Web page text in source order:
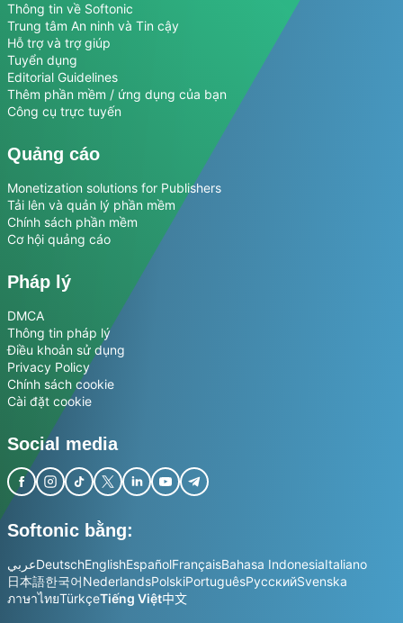
Thông tin về Softonic
Trung tâm An ninh và Tin cậy
Hỗ trợ và trợ giúp
Tuyển dụng
Editorial Guidelines
Thêm phần mềm / ứng dụng của bạn
Công cụ trực tuyến
Quảng cáo
Monetization solutions for Publishers
Tải lên và quản lý phần mềm
Chính sách phần mềm
Cơ hội quảng cáo
Pháp lý
DMCA
Thông tin pháp lý
Điều khoản sử dụng
Privacy Policy
Chính sách cookie
Cài đặt cookie
Social media
Softonic bằng:
عربيDeutschEnglishEspañolFrançaisBahasa IndonesiaItaliano
日本語한국어NederlandsPolskiPortuguêsРусскийSvenska
ภาษาไทยTürkçeTiếng Việt中文